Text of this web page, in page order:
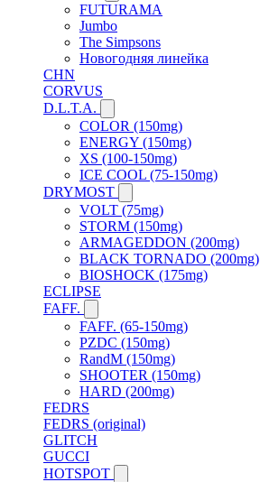
FUTURAMA
Jumbo
The Simpsons
Новогодняя линейка
CHN
CORVUS
D.L.T.A.
COLOR (150mg)
ENERGY (150mg)
XS (100-150mg)
ICE COOL (75-150mg)
DRYMOST
VOLT (75mg)
STORM (150mg)
ARMAGEDDON (200mg)
BLACK TORNADO (200mg)
BIOSHOCK (175mg)
ECLIPSE
FAFF.
FAFF. (65-150mg)
PZDC (150mg)
RandM (150mg)
SHOOTER (150mg)
HARD (200mg)
FEDRS
FEDRS (original)
GLITCH
GUCCI
HOTSPOT